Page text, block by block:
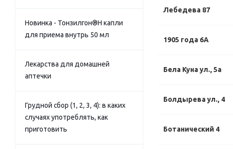
Лебедева 87
1905 года 6А
Бела Куна ул., 5а
Болдырева ул., 4
Ботанический 4
Новинка - Тонзилгон®Н капли
для приема внутрь 50 мл
Лекарства для домашней
аптечки
Грудной сбор (1, 2, 3, 4): в каких
случаях употреблять, как
приготовить